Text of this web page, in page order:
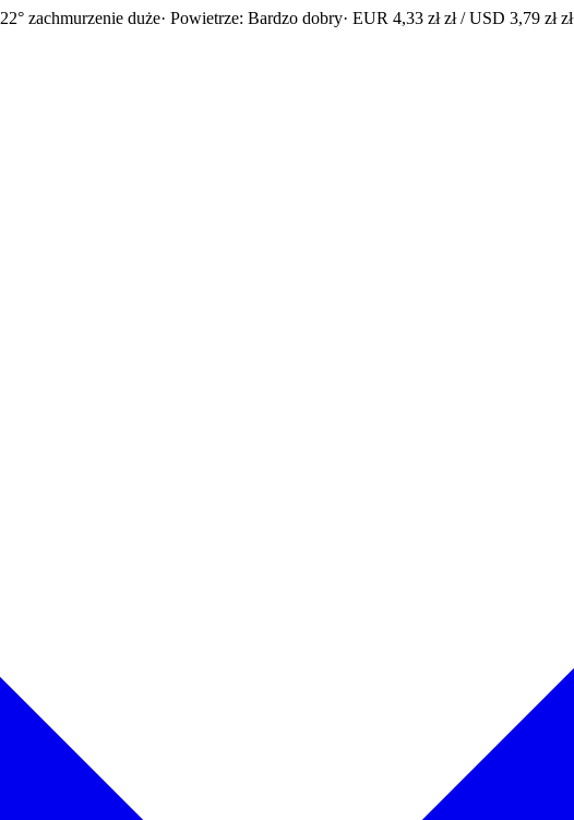
22° zachmurzenie duże· Powietrze: Bardzo dobry· EUR 4,33 zł zł / USD 3,79 zł zł